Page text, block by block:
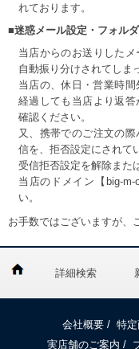
れております。
■迷惑メール設定・フォルダ
当店からのお送りした
自動振り分けされてしま
当店の、休日・営業時
経過しても当店より返
確認ください。
又、携帯でのご注文の
信を、拒否設定にされて
受信拒否設定を解除また
当店のドメイン【big-
い。
お手数ではございますが、
詳細検索
会社概要 / 特
実店舗のご案内 /